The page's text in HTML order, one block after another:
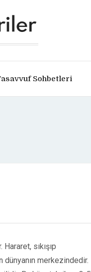
Sohbetleri
sıkışıp
dünyanın merkezindedir.